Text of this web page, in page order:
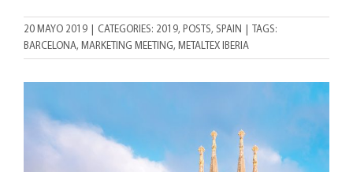
20 MAYO 2019 CATEGORIES: 2019, POSTS, SPAIN
TAGS:
BARCELONA, MARKETING MEETING, METALTEX IBERIA